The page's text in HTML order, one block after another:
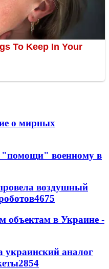
о мирных
военному в
воздушный
4675
объектам в Украине -
украинский аналог
2854